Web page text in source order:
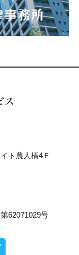
ト農人橋4Ｆ
62071029号